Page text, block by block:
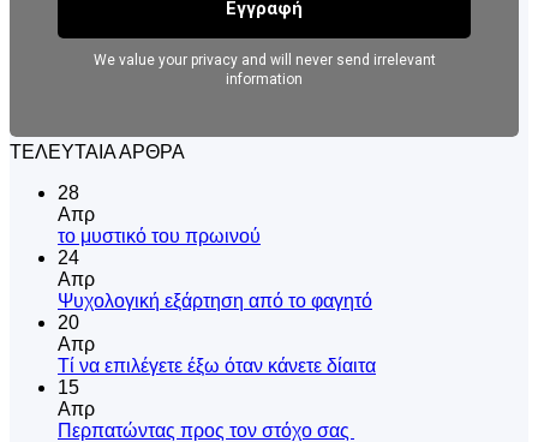
ΤΕΛΕΥΤΑΙΑ ΑΡΘΡΑ
28
Απρ
το μυστικό του πρωινού
στο
του
24
Απρ
Ψυχολογική εξάρτηση από το φαγητόΔεν
στο
20
Απρ
Tί να επιλέγετε έξω όταν κάνετε δίαιταΔεν
15
Απρ
Περπατώντας προς τον στόχο σας